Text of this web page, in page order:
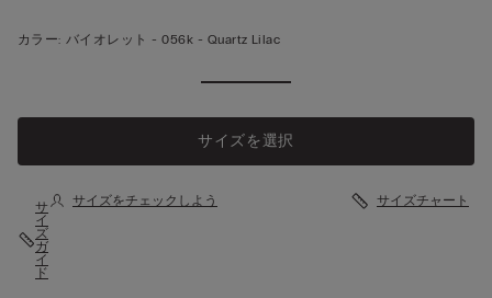
カラー: バイオレット -056k - Quartz Lilac
サイズを選択
サ
イ
ズ
ガ
イ
ド
サイズをチェックしよう サイズチャート